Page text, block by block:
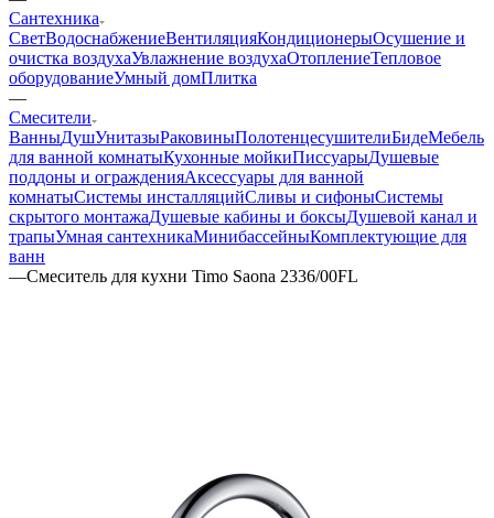
Сантехника
СветВодоснабжениеВентиляцияКондиционерыОсушение и
очистка воздухаУвлажнение воздухаОтоплениеТепловое
оборудованиеУмный домПлитка
—
Смесители
ВанныДушУнитазыРаковиныПолотенцесушителиБидеМебель
для ванной комнатыКухонные мойкиПиссуарыДушевые
поддоны и огражденияАксессуары для ванной
комнатыСистемы инсталляцийСливы и сифоныСистемы
скрытого монтажаДушевые кабины и боксыДушевой канал и
трапыУмная сантехникаМинибассейныКомплектующие для
ванн
—Смеситель для кухни Timo Saona 2336/00FL